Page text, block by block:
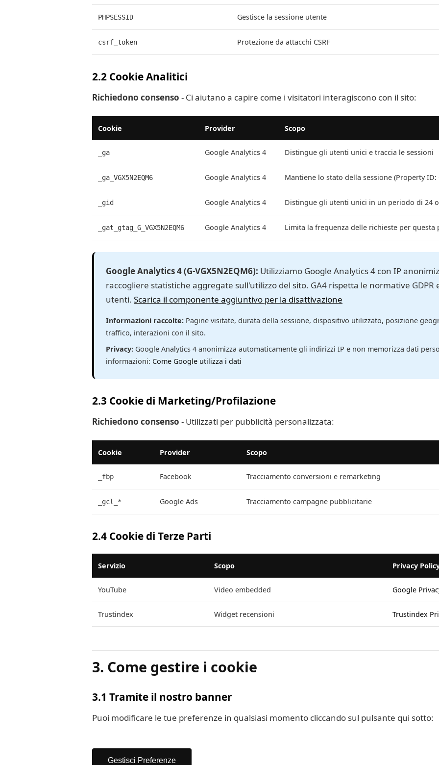
PHPSESSID Gestisce la sessione utente
csrf_token Protezione da attacchi CSRF
2.2 Cookie Analitici
Richiedono consenso - Ci aiutano a capire come i visitatori interagiscono con il sito:
Cookie Provider Scopo
_ga Google Analytics 4 Distingue gli utenti unici e traccia le sessioni
_ga_VGX5N2EQM6 Google Analytics 4 Mantiene lo stato della sessione (Property ID:
_gid Google Analytics 4 Distingue gli utenti unici in un periodo di 24
_gat_gtag_G_VGX5N2EQM6 Google Analytics 4 Limita la frequenza delle richieste per questa
Google Analytics 4 (G-VGX5N2EQM6): Utilizziamo Google Analytics 4 con IP
raccogliere statistiche aggregate sull'utilizzo del sito. GA4 rispetta le normative GDPR
utenti. Scarica il componente aggiuntivo per la disattivazione
Informazioni raccolte: Pagine visitate, durata della sessione, dispositivo utilizzato, posizione
traffico, interazioni con il sito.
Privacy: Google Analytics 4 anonimizza automaticamente gli indirizzi IP e non memorizza dati
informazioni: Come Google utilizza i dati
2.3 Cookie di Marketing/Profilazione
Richiedono consenso - Utilizzati per pubblicità personalizzata:
Cookie Provider Scopo
_fbp Facebook Tracciamento conversioni e remarketing
_gcl_* Google Ads Tracciamento campagne pubblicitarie
2.4 Cookie di Terze Parti
Servizio Scopo Privacy
YouTube Video embedded Google
Trustindex Widget recensioni Trustindex
3. Come gestire i cookie
3.1 Tramite il nostro banner
Puoi modificare le tue preferenze in qualsiasi momento cliccando sul pulsante qui sotto:
Gestisci Preferenze